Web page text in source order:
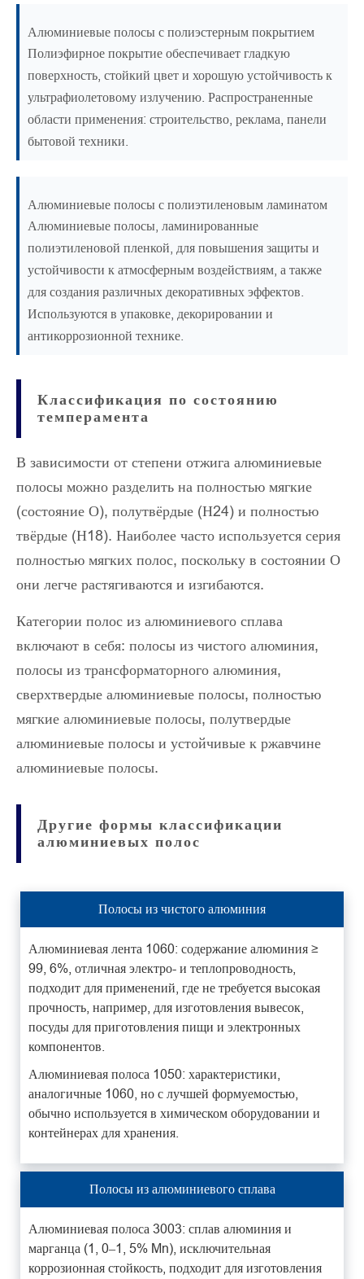
Алюминиевые полосы с полиэстерным покрытием
Полиэфирное покрытие обеспечивает гладкую
поверхность, стойкий цвет и хорошую устойчивость к
ультрафиолетовому излучению. Распространенные
области применения: строительство, реклама, панели
бытовой техники.
Алюминиевые полосы с полиэтиленовым ламинатом
Алюминиевые полосы, ламинированные
полиэтиленовой пленкой, для повышения защиты и
устойчивости к атмосферным воздействиям, а также
для создания различных декоративных эффектов.
Используются в упаковке, декорировании и
антикоррозионной технике.
Классификация по состоянию
темперамента
В зависимости от степени отжига алюминиевые
полосы можно разделить на полностью мягкие
(состояние О), полутвёрдые (Н24) и полностью
твёрдые (Н18). Наиболее часто используется серия
полностью мягких полос, поскольку в состоянии О
они легче растягиваются и изгибаются.
Категории полос из алюминиевого сплава
включают в себя: полосы из чистого алюминия,
полосы из трансформаторного алюминия,
сверхтвердые алюминиевые полосы, полностью
мягкие алюминиевые полосы, полутвердые
алюминиевые полосы и устойчивые к ржавчине
алюминиевые полосы.
Другие формы классификации
алюминиевых полос
Полосы из чистого алюминия
Алюминиевая лента 1060: содержание алюминия ≥
99, 6%, отличная электро- и теплопроводность,
подходит для применений, где не требуется высокая
прочность, например, для изготовления вывесок,
посуды для приготовления пищи и электронных
компонентов.
Алюминиевая полоса 1050: характеристики,
аналогичные 1060, но с лучшей формуемостью,
обычно используется в химическом оборудовании и
контейнерах для хранения.
Полосы из алюминиевого сплава
Алюминиевая полоса 3003: сплав алюминия и
марганца (1, 0–1, 5% Mn), исключительная
коррозионная стойкость, подходит для изготовления